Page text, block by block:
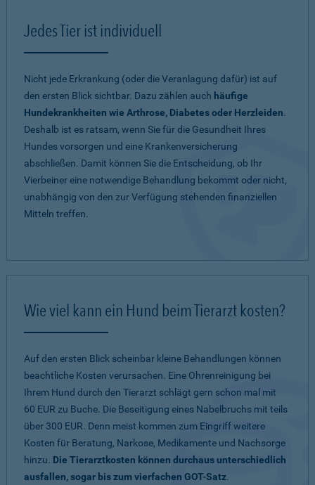
Jedes Tier ist individuell
Nicht jede Erkrankung (oder die Veranlagung dafür) ist auf
den ersten Blick sichtbar. Dazu zählen auch häufige
Hundekrankheiten wie Arthrose, Diabetes oder Herzleiden.
Deshalb ist es ratsam, wenn Sie für die Gesundheit Ihres
Hundes vorsorgen und eine Krankenversicherung
abschließen. Damit können Sie die Entscheidung, ob Ihr
Vierbeiner eine notwendige Behandlung bekommt oder nicht,
unabhängig von den zur Verfügung stehenden finanziellen
Mitteln treffen.
Wie viel kann ein Hund beim Tierarzt kosten?
Auf den ersten Blick scheinbar kleine Behandlungen können
beachtliche Kosten verursachen. Eine Ohrenreinigung bei
Ihrem Hund durch den Tierarzt schlägt gern schon mal mit
60 EUR zu Buche. Die Beseitigung eines Nabelbruchs mit teils
über 300 EUR. Denn meist kommen zum Eingriff weitere
Kosten für Beratung, Narkose, Medikamente und Nachsorge
hinzu. Die Tierarztkosten können durchaus unterschiedlich
ausfallen, sogar bis zum vierfachen GOT-Satz.